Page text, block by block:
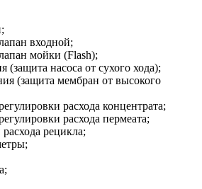
входной;
мойки (Flash);
(защита насоса от сухого хода);
(защита мембран от высокого
расхода концентрата;
расхода пермеата;
рецикла;